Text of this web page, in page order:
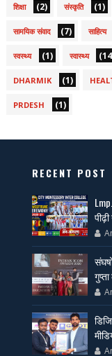
शिक्षा (2) संस्कृति (1)
सामयिक संवाद (7) साहित्य
स्वस्थ्य (1) स्वास्थ्य
DHARMIK (1)
PRDESH (1)
RECENT POST